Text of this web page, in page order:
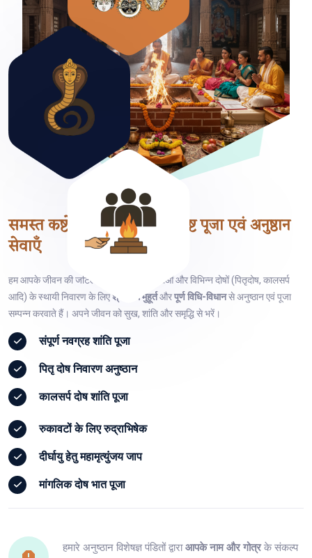
समस्त कष्टों के निवारण हेतु विशिष्ट पूजा एवं अनुष्ठान
सेवाएँ
हम आपके जीवन की जटिल समस्याओं, ग्रह बाधाओं और विभिन्न दोषों (पितृदोष, कालसर्प
आदि) के स्थायी निवारण के लिएश्रेष्ठतम मुहूर्तऔरपूर्ण विधि-विधानसे अनुष्ठान एवं पूजा
सम्पन्न करवाते हैं। अपने जीवन को सुख, शांति और समृद्धि से भरें।
संपूर्णनवग्रह शांति पूजा
पितृ दोषनिवारण अनुष्ठान
कालसर्प दोषशांति पूजा
रुकावटों के लिएरुद्राभिषेक
दीर्घायु हेतुमहामृत्युंजय जाप
मांगलिक दोषभात पूजा
हमारे अनुष्ठान विशेषज्ञ पंडितों द्वाराआपके नाम और गोत्रके संकल्प